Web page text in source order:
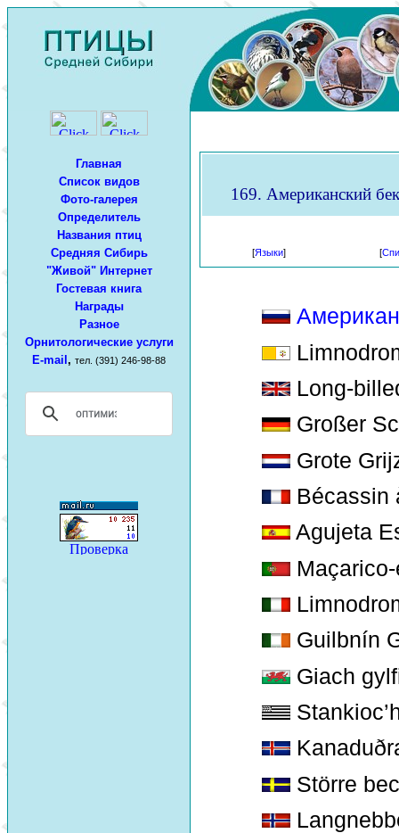
Главная
Список видов
Фото-галерея
Определитель
Названия птиц
Средняя Сибирь
"Живой" Интернет
Гостевая книга
Награды
Разное
Орнитологические услуги
E-mail , тел. (391) 246-98-88
169. Американский
[Языки] [
Long-
Großer
Grote
Bécassin
Agujeta
Guilbnín
Giach
Större